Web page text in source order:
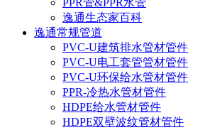
PPR管&PPR水管
逸通生态家百科
逸通常规管道
PVC-U建筑排水管材管件
PVC-U电工套管管材管件
PVC-U环保给水管材管件
PPR-冷热水管材管件
HDPE给水管材管件
HDPE双壁波纹管材管件